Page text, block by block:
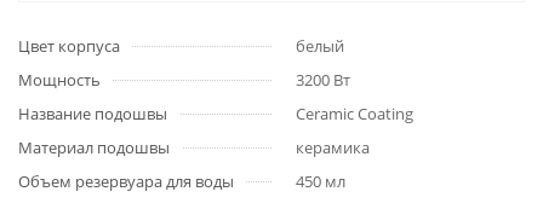
Цвет корпуса
белый
Мощность
3200 Вт
Название подошвы
Ceramic Coating
Материал подошвы
керамика
Объем резервуара для воды
450 мл